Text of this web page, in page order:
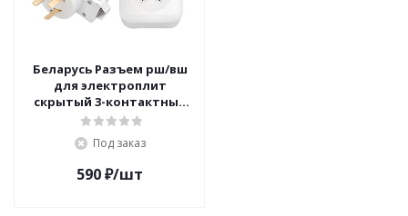
Беларусь Разъем рш/вш
для электроплит
скрытый 3-контактный
250В
Под заказ
590₽/шт